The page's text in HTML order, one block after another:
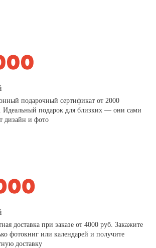
подарочный сертификат от 2000
Идеальный подарок для близких — они сами
дизайн и фото
доставка при заказе от 4000 руб. Закажите
фотокниг или календарей и получите
доставку